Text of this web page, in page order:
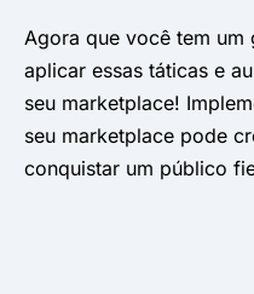
Agora que você tem um
aplicar essas táticas e
seu marketplace!
seu marketplace pode
conquistar um público